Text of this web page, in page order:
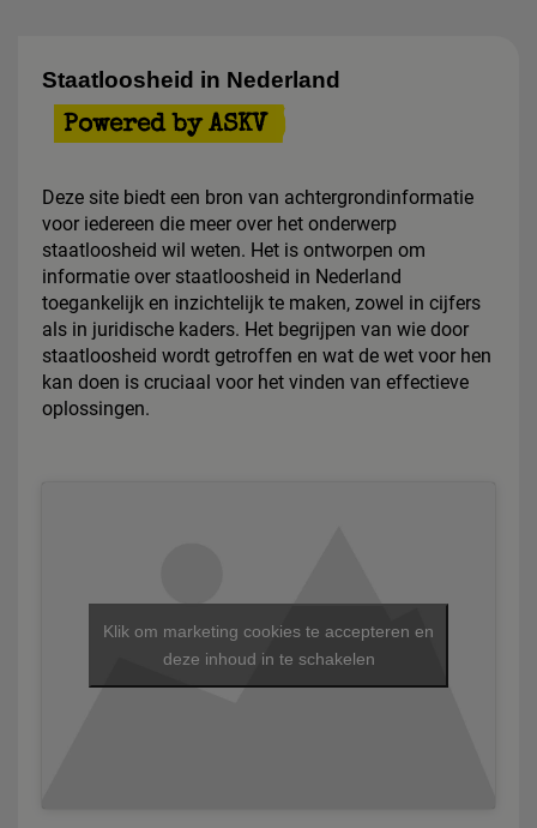
Staatloosheid in Nederland
Powered by ASKV
Deze site biedt een bron van achtergrondinformatie
voor iedereen die meer over het onderwerp
staatloosheid wil weten. Het is ontworpen om
informatie over staatloosheid in Nederland
toegankelijk en inzichtelijk te maken, zowel in cijfers
als in juridische kaders. Het begrijpen van wie door
staatloosheid wordt getroffen en wat de wet voor hen
kan doen is cruciaal voor het vinden van effectieve
oplossingen.
Klik om marketing cookies te accepteren en
deze inhoud in te schakelen